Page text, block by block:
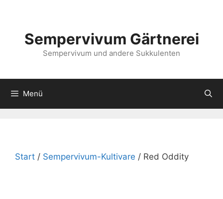
Sempervivum Gärtnerei
Sempervivum und andere Sukkulenten
Menü
Start / Sempervivum-Kultivare / Red Oddity